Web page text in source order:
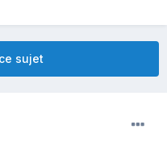
sujet